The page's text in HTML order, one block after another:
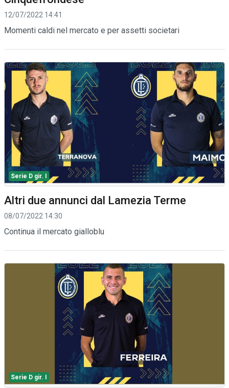
12/07/2022 14:41
Momenti caldi nel mercato e per assetti societari
Serie D gir. I
Altri due annunci dal Lamezia Terme
08/07/2022 14:30
Continua il mercato gialloblu
Serie D gir. I